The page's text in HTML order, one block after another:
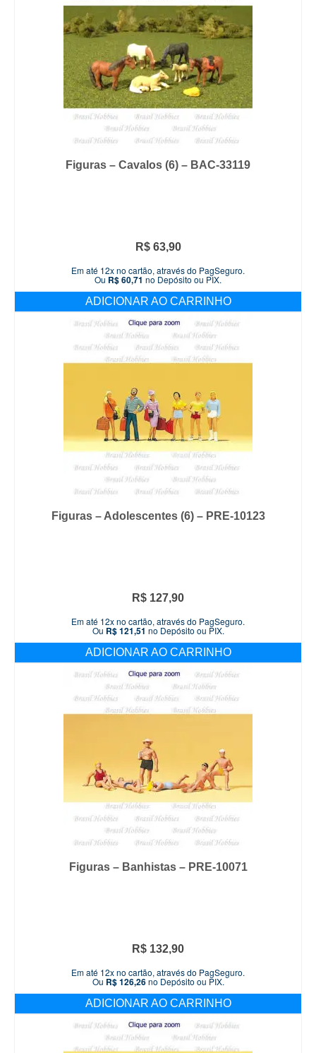
Figuras – Cavalos (6) – BAC-33119
R$63,90
Em até 12x no cartão, através do PagSeguro.
Ou R$60,71 no Depósito ou PIX.
ADICIONAR AO CARRINHO
Figuras – Adolescentes (6) – PRE-10123
R$ 127,90
Em até 12x no cartão, através do PagSeguro.
Ou R$121,51 no Depósito ou PIX.
ADICIONAR AO CARRINHO
Figuras – Banhistas – PRE-10071
R$ 132,90
Em até 12x no cartão, através do PagSeguro.
Ou R$126,26no Depósito ou PIX.
ADICIONAR AO CARRINHO